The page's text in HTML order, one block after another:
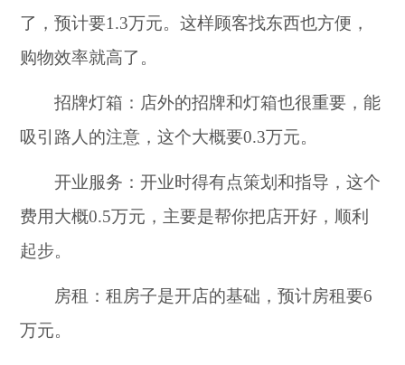
了，预计要1.3万元。这样顾客找东西也方便，
购物效率就高了。
招牌灯箱：店外的招牌和灯箱也很重要，能
吸引路人的注意，这个大概要0.3万元。
开业服务：开业时得有点策划和指导，这个
费用大概0.5万元，主要是帮你把店开好，顺利
起步。
房租：租房子是开店的基础，预计房租要6
万元。